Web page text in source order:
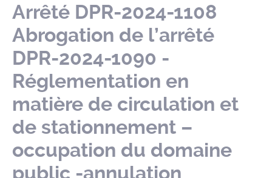
Arrêté DPR-2024-1108
Abrogation de l’arrêté
DPR-2024-1090 -
Réglementation en
matière de circulation et
de stationnement –
occupation du domaine
public -annulation